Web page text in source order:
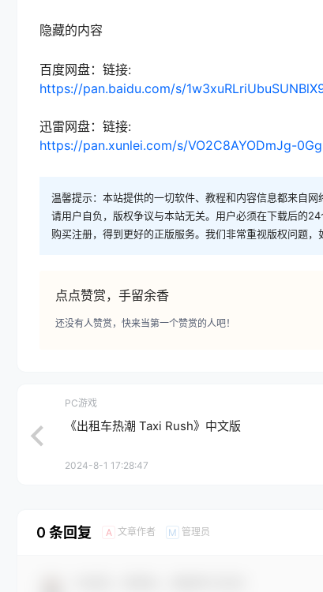
隐藏的内容
百度网盘：链接:
https://pan.baidu.com/s/
迅雷网盘：链接:
https://pan.xunlei.com/s/VO2C8AYODmJg-
温馨提示：本站提供的一切软件、教程和内容信息都来自
请用户自负，版权争议与本站无关。用户必须在下载后的
购买注册，得到更好的正版服务。我们非常重视版权问题，
点点赞赏，手留余香
还没有人赞赏，快来当第一个赞赏的人吧！
PC游戏
《出租车热潮 Taxi Rush》中文版
2024-8-1 17:28:47
0 条回复 A 文章作者 M 管理员